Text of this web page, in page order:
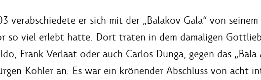
verabschiedete er sich mit der „Balakov Gala“ von
so viel erlebt hatte. Dort traten in dem damaligen
Frank Verlaat oder auch Carlos Dunga, gegen das
Kohler an. Es war ein krönender Abschluss von acht